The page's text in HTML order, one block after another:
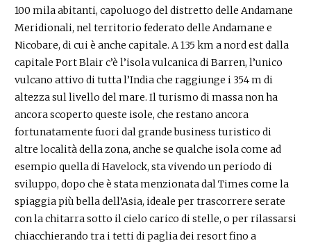
100 mila abitanti, capoluogo del distretto delle Andamane
Meridionali, nel territorio federato delle Andamane e
Nicobare, di cui è anche capitale. A 135 km a nord est dalla
capitale Port Blair c’è l’isola vulcanica di Barren, l’unico
vulcano attivo di tutta l’India che raggiunge i 354 m di
altezza sul livello del mare. Il turismo di massa non ha
ancora scoperto queste isole, che restano ancora
fortunatamente fuori dal grande business turistico di
altre località della zona, anche se qualche isola come ad
esempio quella di Havelock, sta vivendo un periodo di
sviluppo, dopo che è stata menzionata dal Times come la
spiaggia più bella dell’Asia, ideale per trascorrere serate
con la chitarra sotto il cielo carico di stelle, o per rilassarsi
chiacchierando tra i tetti di paglia dei resort fino a